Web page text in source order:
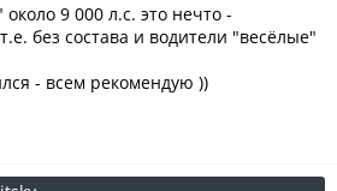
9 000 л.с. это нечто -
без состава и водители "весёлые"
- всем рекомендую ))